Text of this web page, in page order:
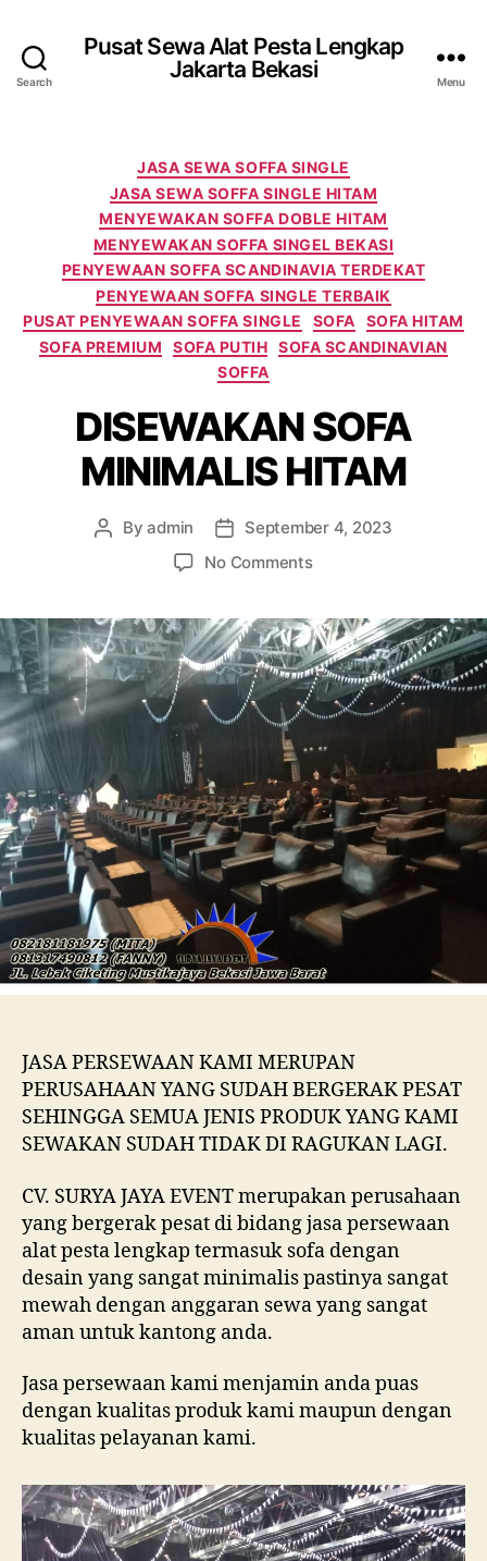
Search
Pusat Sewa Alat Pesta Lengkap
Jakarta Bekasi
Menu
Categories
JASA SEWA SOFFA SINGLE
JASA SEWA SOFFA SINGLE HITAM
MENYEWAKAN SOFFA DOBLE HITAM
MENYEWAKAN SOFFA SINGEL BEKASI
PENYEWAAN SOFFA SCANDINAVIA TERDEKAT
PENYEWAAN SOFFA SINGLE TERBAIK
PUSAT PENYEWAAN SOFFA SINGLE
SOFA
SOFA HITAM
SOFA PREMIUM
SOFA PUTIH
SOFA SCANDINAVIAN
SOFFA
DISEWAKAN SOFA
MINIMALIS HITAM
PostByadmin
Post
date
September 4, 2023
No Commentson
MINIMALIS
HITAM
JASA PERSEWAAN KAMI MERUPAN
PERUSAHAAN YANG SUDAH BERGERAK PESAT
SEHINGGA SEMUA JENIS PRODUK YANG KAMI
SEWAKAN SUDAH TIDAK DI RAGUKAN LAGI.
CV. SURYA JAYA EVENT merupakan perusahaan
yang bergerak pesat di bidang jasa persewaan
alat pesta lengkap termasuk sofa dengan
desain yang sangat minimalis pastinya sangat
mewah dengan anggaran sewa yang sangat
aman untuk kantong anda.
Jasa persewaan kami menjamin anda puas
dengan kualitas produk kami maupun dengan
kualitas pelayanan kami.